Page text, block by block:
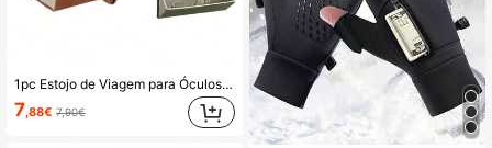
1pc Estojo de Viagem para Óculos com 5 Divisórias, Estojo de Armazenamento de Óculos Dobrável para Múltiplos Óculos, Estojo de Óculos Portátil em Pele, para Mulheres e Homens, Caixa de Armazenamento de Óculos Dobrável Simples, Organizador Portátil de Viagem, Suporte para Óculos
7,88€ 7,90€